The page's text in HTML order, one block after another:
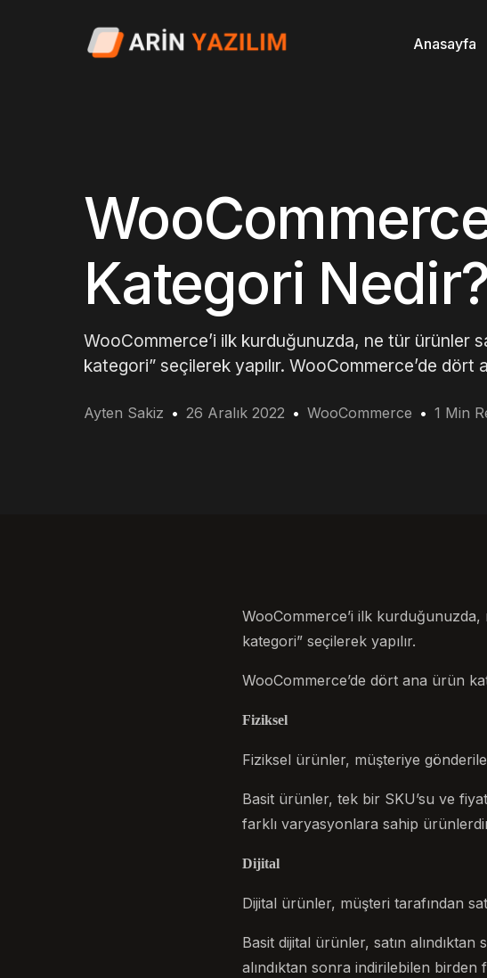
Anasayfa
Kategori Nedir?
WooCommerce’i ilk kurduğunuzda, ne tür ürünler
kategori” seçilerek yapılır. WooCommerce’de
Ayten Sakiz 26 Aralık 2022 WooCommerce 1 Min
WooCommerce’i ilk kurduğunuzda,
kategori” seçilerek yapılır.
WooCommerce’de dört ana ürün
Fiziksel
Fiziksel ürünler, müşteriye
Basit ürünler, tek bir SKU’su ve
farklı varyasyonlara sahip
Dijital
Dijital ürünler, müşteri tarafından
Basit dijital ürünler, satın
alındıktan sonra indirilebilen birden